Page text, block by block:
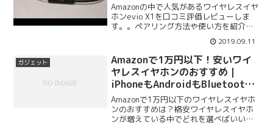
Amazonの中で人気があるワイヤレスイヤ
ホンevio X1を口コミ評価レビューしま
す。。ペアリング方法や使い方を紹介し
ます。難しそうなデバイスとのペアリン
グの方法もまとめます。さらにevio X1の
使い方、付属品、スペック、口コミ評価
も紹介していきます。
2019.09.11
ガジェット
Amazonで1万円以下！安いワイ
ヤレスイヤホンのおすすめ｜
iPhoneもAndroidもBluetooth
接続で利用可能
Amazonで1万円以下のワイヤレスイヤホ
ンのおすすめは？格安ワイヤレスイヤホ
ンが増えている中でどれを選べばいいか